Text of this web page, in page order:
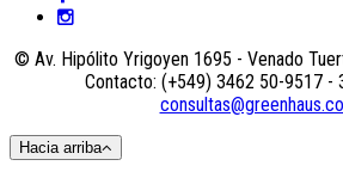
© Av. Hipólito Yrigoyen 1695 - Venado
Contacto: (+549) 3462 50-9517 -
Hacia arriba